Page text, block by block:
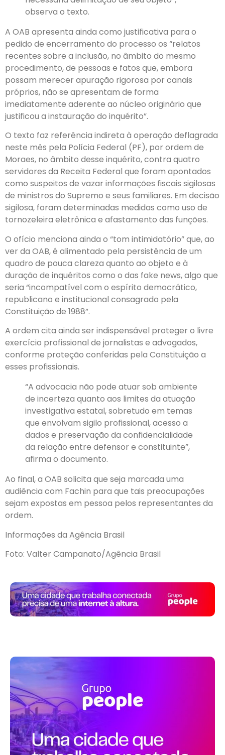
observa o texto.
A OAB apresenta ainda como justificativa para o
pedido de encerramento do processo os “relatos
recentes sobre a inclusão, no âmbito do mesmo
procedimento, de pessoas e fatos que, embora
possam merecer apuração rigorosa por canais
próprios, não se apresentam de forma
imediatamente aderente ao núcleo originário que
justificou a instauração do inquérito”.
O texto faz referência indireta à operação deflagrada
neste mês pela Polícia Federal (PF), por ordem de
Moraes, no âmbito desse inquérito, contra quatro
servidores da Receita Federal que foram apontados
como suspeitos de vazar informações fiscais sigilosas
de ministros do Supremo e seus familiares. Em decisão
sigilosa, foram determinadas medidas como uso de
tornozeleira eletrônica e afastamento das funções.
O ofício menciona ainda o “tom intimidatório” que, ao
ver da OAB, é alimentado pela persistência de um
quadro de pouca clareza quanto ao objeto e à
duração de inquéritos como o das fake news, algo que
seria “incompatível com o espírito democrático,
republicano e institucional consagrado pela
Constituição de 1988”.
A ordem cita ainda ser indispensável proteger o livre
exercício profissional de jornalistas e advogados,
conforme proteção conferidas pela Constituição a
esses profissionais.
“A advocacia não pode atuar sob ambiente
de incerteza quanto aos limites da atuação
investigativa estatal, sobretudo em temas
que envolvam sigilo profissional, acesso a
dados e preservação da confidencialidade
da relação entre defensor e constituinte”,
afirma o documento.
Ao final, a OAB solicita que seja marcada uma
audiência com Fachin para que tais preocupações
sejam expostas em pessoa pelos representantes da
ordem.
Informações da Agência Brasil
Foto: Valter Campanato/Agência Brasil